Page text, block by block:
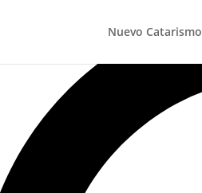
Nuevo Catarismo